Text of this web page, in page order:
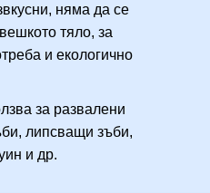
няма да се
тяло, за
и екологично
за развалени
липсващи зъби,
и др.